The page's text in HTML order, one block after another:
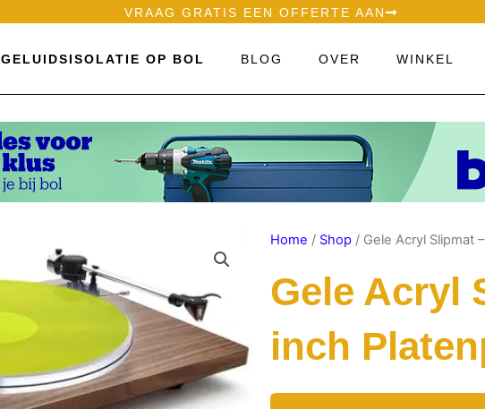
VRAAG GRATIS EEN OFFERTE AAN
GELUIDSISOLATIE OP BOL BLOG OVER WINKEL
Home / Shop / Gele Acryl Slipmat
Gele Acryl
inch